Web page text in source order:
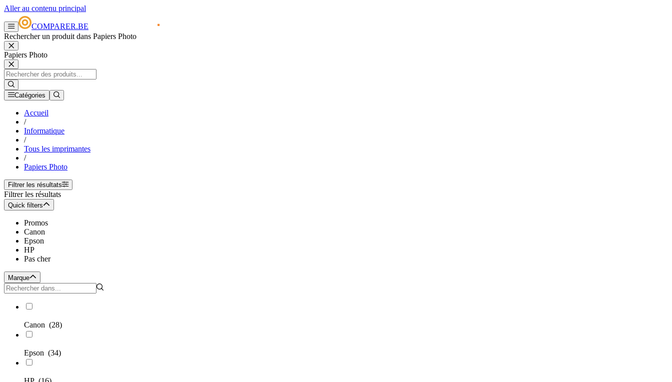
Aller au contenu principal
COMPARER.BE
Rechercher un produit dans Papiers Photo
Papiers Photo
Catégories
Accueil
/
Informatique
/
Tous les imprimantes
/
Papiers Photo
Filtrer les résultats
Filtrer les résultats
Quick filters
Promos
Canon
Epson
HP
Pas cher
Marque
Canon (28)
Epson (34)